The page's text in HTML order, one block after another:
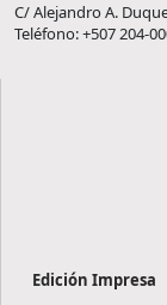
C/ Alejandro A.
Teléfono: +507 204-
Edición Impresa